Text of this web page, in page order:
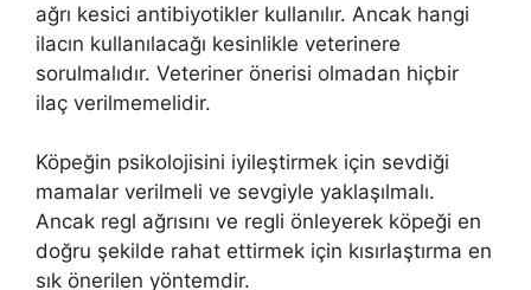
ağrı kesici antibiyotikler kullanılır. Ancak hangi
ilacın kullanılacağı kesinlikle veterinere
sorulmalıdır. Veteriner önerisi olmadan hiçbir
ilaç verilmemelidir.
Köpeğin psikolojisini iyileştirmek için sevdiği
mamalar verilmeli ve sevgiyle yaklaşılmalı.
Ancak regl ağrısını ve regli önleyerek köpeği en
doğru şekilde rahat ettirmek için kısırlaştırma en
sık önerilen yöntemdir.